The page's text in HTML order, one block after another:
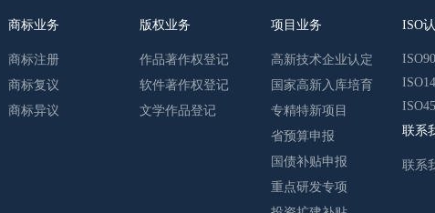
商标业务
商标注册
商标复议
商标异议
版权业务
作品著作权登记
软件著作权登记
文学作品登记
项目业务
高新技术企业认定
国家高新入库培育
专精特新项目
省预算申报
国债补贴申报
重点研发专项
ISO
联系
联系